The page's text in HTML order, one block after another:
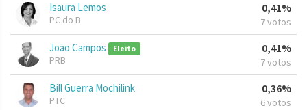
Isaura Lemos
PC do B
0,41%
7 votos
João Campos Eleito
PRB
0,41%
7 votos
Bill Guerra Mochilink
PTC
0,36%
6 votos